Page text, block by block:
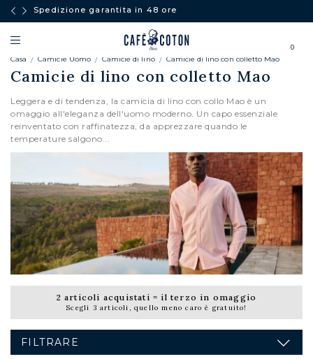
Spedizione garantita in 48 ore
0
Casa Camicie Uomo Camicie di lino Camicie di lino con colletto Mao
Camicie di lino con colletto Mao
Leggera e di tendenza, la camicia di lino con collo Mao è un
omaggio all'eleganza dell'uomo moderno. Un capo essenziale
reinventato con raffinatezza, da apprezzare quando le
temperature salgono...
2 articoli acquistati = il terzo in omaggio
Scegli 3 articoli, quello meno caro è gratuito!
FILTRARE